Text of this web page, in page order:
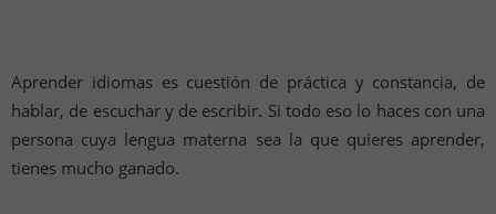
Aprender idiomas es cuestión de práctica y constancia, de
hablar, de escuchar y de escribir. Si todo eso lo haces con una
persona cuya lengua materna sea la que quieres aprender,
tienes mucho ganado.